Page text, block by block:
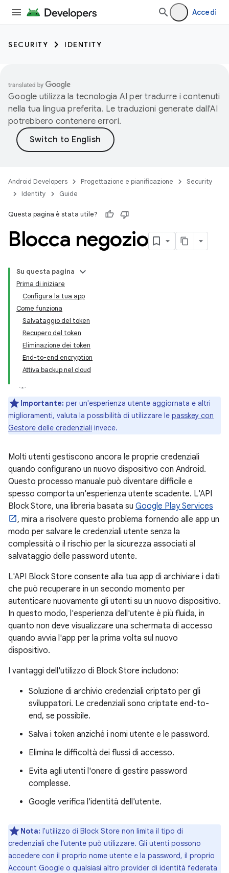
Accedi
SECURITY IDENTITY
Google utilizza la tecnologia AI per tradurre i contenuti
nella tua lingua preferita. Le traduzioni generate dall'AI
potrebbero contenere errori.
Android Developers Progettazione e pianificazione
Security
Identity
Guide
Questa pagina è stata utile?
Blocca negozio
Su questa pagina
Prima di iniziare
Configura la tua app
Come funziona
Salvataggio del token
Recupero del token
Eliminazione dei token
End-to-end encryption
Attiva backup nel cloud
Importante: per un'esperienza utente aggiornata e altri
miglioramenti, valuta la possibilità di utilizzare le passkey con
Gestore delle credenziali invece.
Molti utenti gestiscono ancora le proprie credenziali
quando configurano un nuovo dispositivo con Android.
Questo processo manuale può diventare difficile e
spesso comporta un'esperienza utente scadente. L'API
Block Store, una libreria basata su Google Play Services
, mira a risolvere questo problema fornendo alle app un
modo per salvare le credenziali utente senza la
complessità o il rischio per la sicurezza associati al
salvataggio delle password utente.
L'API Block Store consente alla tua app di archiviare i dati
che può recuperare in un secondo momento per
autenticare nuovamente gli utenti su un nuovo dispositivo.
In questo modo, l'esperienza dell'utente è più fluida, in
quanto non deve visualizzare una schermata di accesso
quando avvia l'app per la prima volta sul nuovo
dispositivo.
I vantaggi dell'utilizzo di Block Store includono:
Soluzione di archivio credenziali criptato per gli
sviluppatori. Le credenziali sono criptate end-to-
end, se possibile.
Salva i token anziché i nomi utente e le password.
Elimina le difficoltà dei flussi di accesso.
Evita agli utenti l'onere di gestire password
complesse.
Google verifica l'identità dell'utente.
Nota: l'utilizzo di Block Store non limita il tipo di
credenziali che l'utente può utilizzare. Gli utenti possono
accedere con il proprio nome utente e la password, il proprio
Account Google o qualsiasi altro provider di identità federata